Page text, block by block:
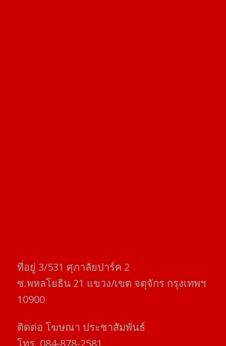
ที่อยู่​ 3/531​ ศุภาลัยปาร์ค​ 2
ซ.พหลโยธิน​ 21​ แขวง/เขต​ จตุจักร​ กรุงเทพฯ
10900
ติดต่อ​ โฆษณา​ ประชาสัมพันธ์
โทร​. 084-878-2581